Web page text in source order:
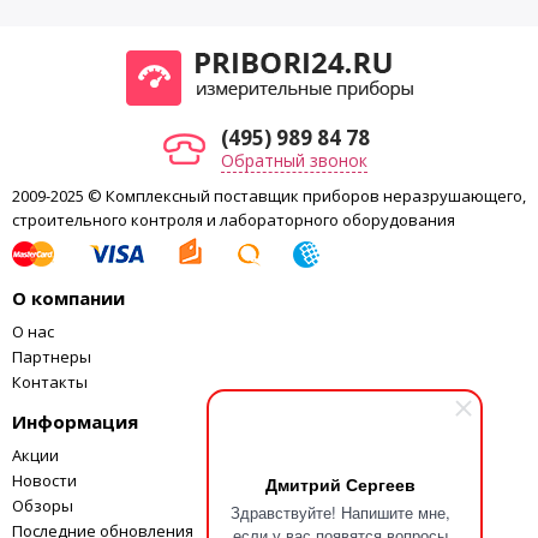
Дмитрий Сергеев
Здравствуйте! Напишите мне,
(495) 989 84 78
Обратный звонок
2009-2025 © Комплексный поставщик приборов неразрушающего,
строительного контроля и лабораторного оборудования
О компании
О нас
Партнеры
Контакты
Информация
Акции
Новости
Обзоры
Последние обновления